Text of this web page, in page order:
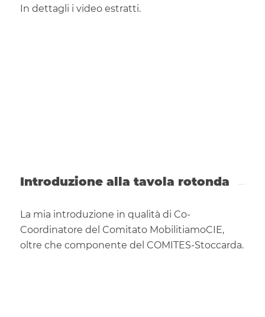
In dettagli i video estratti.
Introduzione alla tavola rotonda
La mia introduzione in qualità di Co-
Coordinatore del Comitato MobilitiamoCIE,
oltre che componente del COMITES-Stoccarda.